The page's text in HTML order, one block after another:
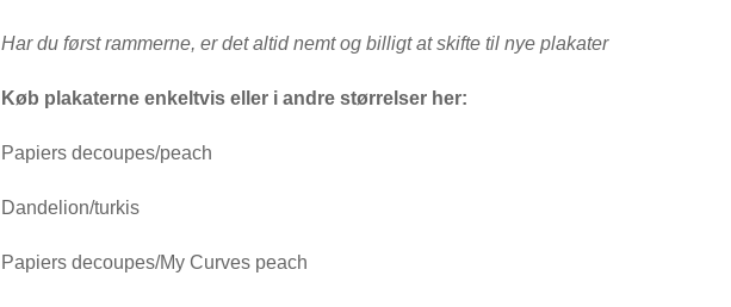
Har du først rammerne, er det altid nemt og billigt at skifte til nye plakater
Køb plakaterne enkeltvis eller i andre størrelser her:
Papiers decoupes/peach
Dandelion/turkis
Papiers decoupes/My Curves peach